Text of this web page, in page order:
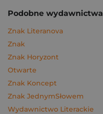
Podobne wydawnictwa
Znak Literanova
Znak
Znak Horyzont
Otwarte
Znak Koncept
Znak JednymSłowem
Wydawnictwo Literackie